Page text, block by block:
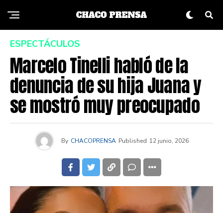
ESPECTÁCULOS
Marcelo Tinelli habló de la
denuncia de su hija Juana y
se mostró muy preocupado
By CHACOPRENSA Published 12 junio, 2026